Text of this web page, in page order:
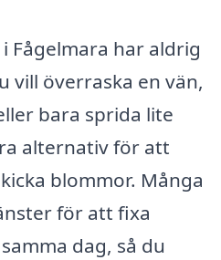
Fågelmara har aldrig
vill överraska en vän,
bara sprida lite
alternativ för att
blommor. Många
för att fixa
dag, så du